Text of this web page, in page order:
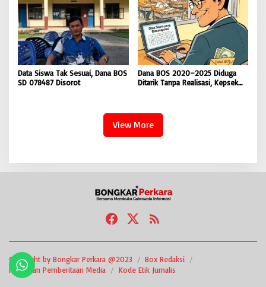
Data Siswa Tak Sesuai, Dana BOS
SD 078487 Disorot
Dana BOS 2020–2025 Diduga
Ditarik Tanpa Realisasi, Kepsek
View More
Copyright by Bongkar Perkara @2023
Box Redaksi
Pedoman Pemberitaan Media
Kode Etik Jurnalis